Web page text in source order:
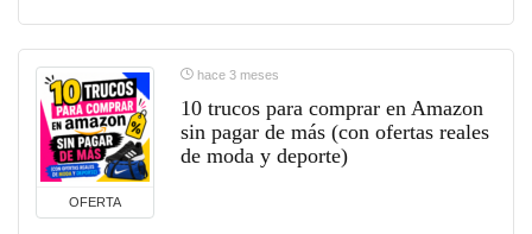
OFERTA
hace 3 meses
10 trucos para comprar en Amazon
sin pagar de más (con ofertas reales
de moda y deporte)